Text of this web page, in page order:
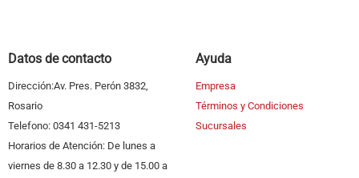
Datos de contacto
Dirección:Av. Pres. Perón 3832,
Rosario
Telefono: 0341 431-5213
Horarios de Atención: De lunes a
viernes de 8.30 a 12.30 y de 15.00 a
Ayuda
Empresa
Términos y Condiciones
Sucursales